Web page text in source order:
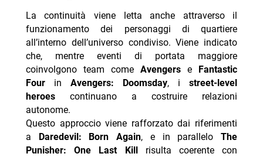
La continuità viene letta anche attraverso il
funzionamento dei personaggi di quartiere
all’interno dell’universo condiviso. Viene indicato
che, mentre eventi di portata maggiore
coinvolgono team comeAvengers e Fantastic
Fourin Avengers: Doomsday, istreet-level
heroescontinuano a costruire relazioni
autonome.
Questo approccio viene rafforzato dai riferimenti
a Daredevil: Born Again, e in paralleloThe
Punisher: One Last Killrisulta coerente con